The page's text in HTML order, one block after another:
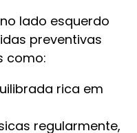
lado esquerdo
preventivas
como:
rica em
regularmente,